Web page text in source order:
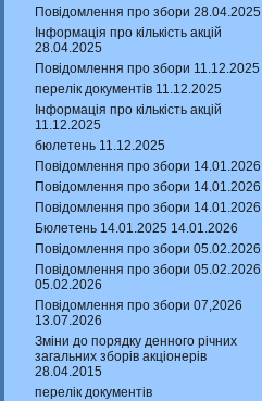
Повідомлення про збори 28.04.2025
Інформація про кількість акцій
28.04.2025
Повідомлення про збори 11.12.2025
перелік документів 11.12.2025
Інформація про кількість акцій
11.12.2025
бюлетень 11.12.2025
Повідомлення про збори 14.01.2026
Повідомлення про збори 14.01.2026
Повідомлення про збори 14.01.2026
Бюлетень 14.01.2025 14.01.2026
Повідомлення про збори 05.02.2026
Повідомлення про збори 05.02.2026
05.02.2026
Повідомлення про збори 07,2026
13.07.2026
Зміни до порядку денного річних
загальних зборів акціонерів
28.04.2015
перелік документів